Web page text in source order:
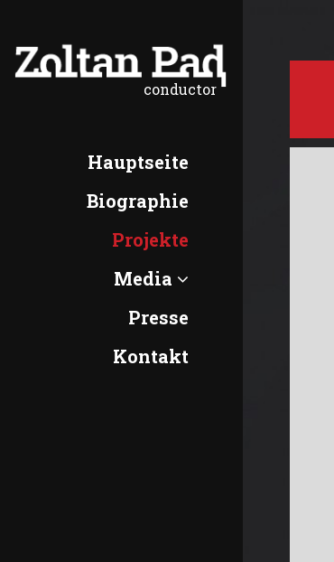
conductor
Hauptseite
Biographie
Projekte
Media
Presse
Kontakt